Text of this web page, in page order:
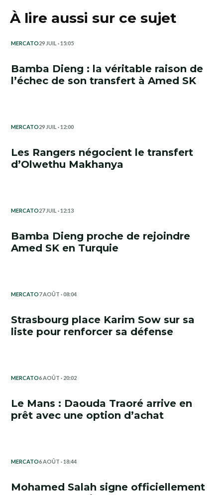
À lire aussi sur ce sujet
MERCATO29 JUIL · 15:05
Bamba Dieng : la véritable raison de
l’échec de son transfert à Amed SK
MERCATO29 JUIL · 12:00
Les Rangers négocient le transfert
d’Olwethu Makhanya
MERCATO27 JUIL · 12:13
Bamba Dieng proche de rejoindre
Amed SK en Turquie
MERCATO7 AOÛT · 08:04
Strasbourg place Karim Sow sur sa
liste pour renforcer sa défense
MERCATO6 AOÛT · 20:02
Le Mans : Daouda Traoré arrive en
prêt avec une option d’achat
MERCATO6 AOÛT · 18:44
Mohamed Salah signe officiellement